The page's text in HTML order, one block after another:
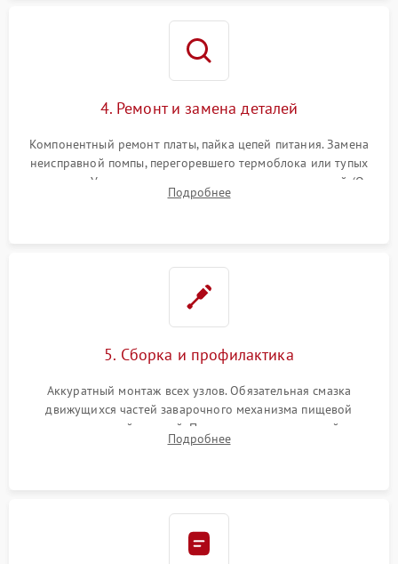
4. Ремонт и замена деталей
Компонентный ремонт платы, пайка цепей питания. Замена
неисправной помпы, перегоревшего термоблока или тупых
жерновов. Установка новых силиконовых уплотнителей (O-
ring) и тефлоновых трубок для надежного устранения
Подробнее
5. Сборка и профилактика
Аккуратный монтаж всех узлов. Обязательная смазка
движущихся частей заварочного механизма пищевой
силиконовой смазкой. Проведение программной
декальцинации и очистки системы от кофейных масел.
Подробнее